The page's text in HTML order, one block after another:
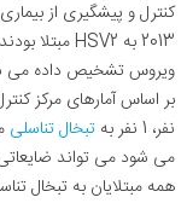
ویروس تشخیص داده می
نفر، 1 نفر به
تبخال تناسلی
می شود می تواند ضایعاتی
همه مبتلایان به تبخال